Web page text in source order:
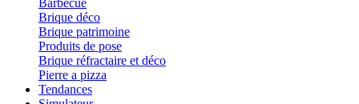
Brique déco
Brique patrimoine
Produits de pose
Brique réfractaire et déco
Pierre a pizza
Tendances